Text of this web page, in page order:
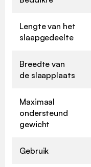
Lengte van het
slaapgedeelte
Breedte van
de slaapplaats
Maximaal
ondersteund
gewicht
Gebruik